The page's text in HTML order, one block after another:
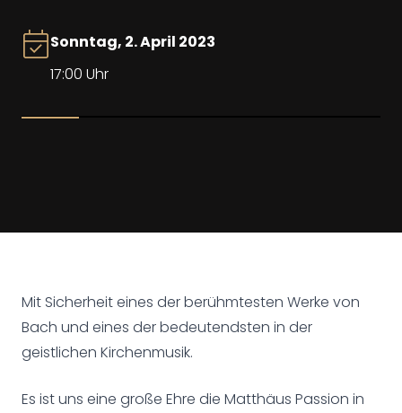
Sonntag, 2. April 2023
17:00 Uhr
Mit Sicherheit eines der berühmtesten Werke von
Bach und eines der bedeutendsten in der
geistlichen Kirchenmusik.
Es ist uns eine große Ehre die Matthäus Passion in